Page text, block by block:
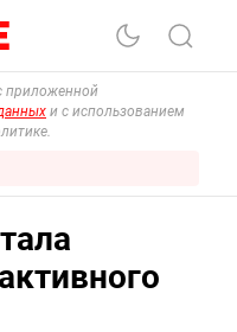
приложенной
и с использованием